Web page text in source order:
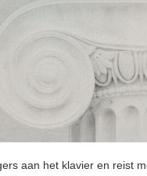
aan het klavier en reist